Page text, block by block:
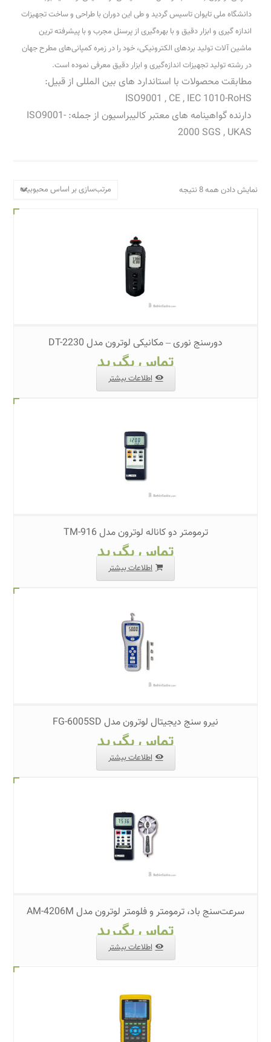
دانشگاه ملی تایوان تاسیس گردید و طی این دوران با طراحی و ساخت تجهیزات
اندازه گیری و ابزار دقیق و با بهره‌گیری از پرسنل مجرب و با پیشرفته ترین
ماشین آلات تولید بردهای الکترونیکی، خود را در زمره کمپانی‌های مطرح جهان
در رشته تولید تجهیزات اندازه‌گیری و ابزار دقیق معرفی نموده است.
مطابقت محصولات با استاندارد های بین المللی از قبیل:
ISO9001 , CE , IEC 1010-RoHS
دارنده گواهینامه های معتبر کالیبراسیون از جمله: ISO9001-
2000 SGS , UKAS
نمایش دادن همه 8 نتیجه مرتب‌سازی بر اساس محبوبیت
دورسنج نوری – مکانیکی لوترون مدل DT-2230
تماس بگیرید
اطلاعات بیشتر
ترمومتر دو کاناله لوترون مدل TM-916
تماس بگیرید
اطلاعات بیشتر
نیرو سنج دیجیتال لوترون مدل FG-6005SD
تماس بگیرید
اطلاعات بیشتر
سرعت‌سنج باد، ترمومتر و فلومتر لوترون مدل AM-4206M
تماس بگیرید
اطلاعات بیشتر